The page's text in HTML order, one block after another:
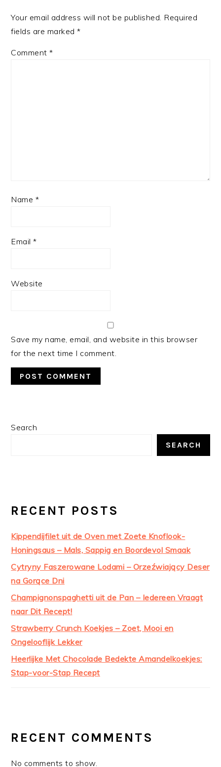
Your email address will not be published. Required
fields are marked*
Comment*
Name *
Email*
Website
Save my name, email, and website in this browser
for the next time I comment.
PRIMARY
Search
SEARCH
RECENT POSTS
Kippendijfilet uit de Oven met Zoete Knoflook-
Honingsaus – Mals, Sappig en Boordevol Smaak
Cytryny Faszerowane Lodami – Orzeźwiający Deser
na Gorące Dni
Champignonspaghetti uit de Pan – Iedereen Vraagt
naar Dit Recept!
Strawberry Crunch Koekjes – Zoet, Mooi en
Ongelooflijk Lekker
Heerlijke Met Chocolade Bedekte Amandelkoekjes:
Stap-voor-Stap Recept
RECENT COMMENTS
No comments to show.